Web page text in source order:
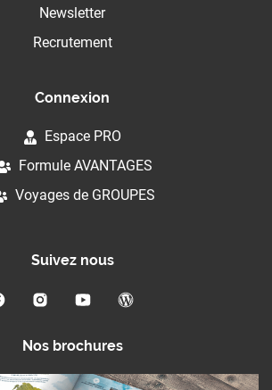
Newsletter
Recrutement
Connexion
Espace PRO
Formule AVANTAGES
Voyages de GROUPES
Suivez nous
Nos brochures